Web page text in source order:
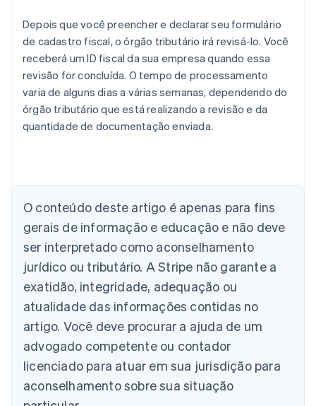
Depois que você preencher e declarar seu formulário
de cadastro fiscal, o órgão tributário irá revisá-lo. Você
receberá um ID fiscal da sua empresa quando essa
revisão for concluída. O tempo de processamento
varia de alguns dias a várias semanas, dependendo do
órgão tributário que está realizando a revisão e da
quantidade de documentação enviada.
O conteúdo deste artigo é apenas para fins
gerais de informação e educação e não deve
ser interpretado como aconselhamento
jurídico ou tributário. A Stripe não garante a
exatidão, integridade, adequação ou
atualidade das informações contidas no
artigo. Você deve procurar a ajuda de um
advogado competente ou contador
licenciado para atuar em sua jurisdição para
aconselhamento sobre sua situação
Deutsch English
Austrália
Áustria
DeutschEnglish
Bélgica
Nederlands FrançaisDeutschEnglish
Brasil
Português English
Bulgária
English
Canadá
China continental